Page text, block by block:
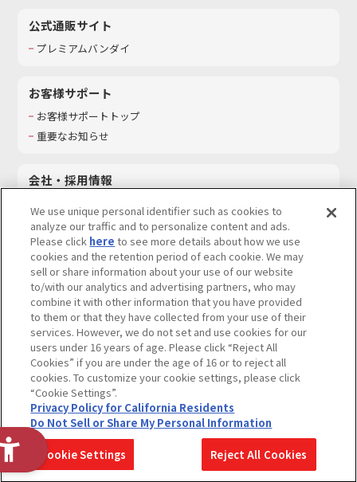
公式通販サイト
プレミアムバンダイ
お客様サポート
お客様サポートトップ
重要なお知らせ
会社・採用情報
採用情報
サステナビリティ
お問い合わせ
ウェブサイトご利用条件 ソーシャルメディアポリシー
個人情報及び特定個人情報等の取り扱いに関する保護方針
Do Not Sell or Share My Personal Information著作権・商標について
カスタマーハラスメントに対する基本的な対応方針
コピーライト一覧を表示する
We use unique personal identifier such as cookies to
analyze our traffic and to personalize content and ads.
Please click here to see more details about how we use
cookies and the retention period of each cookie. We may
sell or share information about your use of our website
to/with our analytics and advertising partners, who may
combine it with other information that you have provided
to them or that they have collected from your use of their
services. However, we do not set and use cookies for our
users under 16 years of age. Please click “Reject All
Cookies” if you are under the age of 16 or to reject all
cookies. To customize your cookie settings, please click
“Cookie Settings”.
Privacy Policy for California Residents
Do Not Sell or Share My Personal Information
Cookie Settings Reject All Cookies